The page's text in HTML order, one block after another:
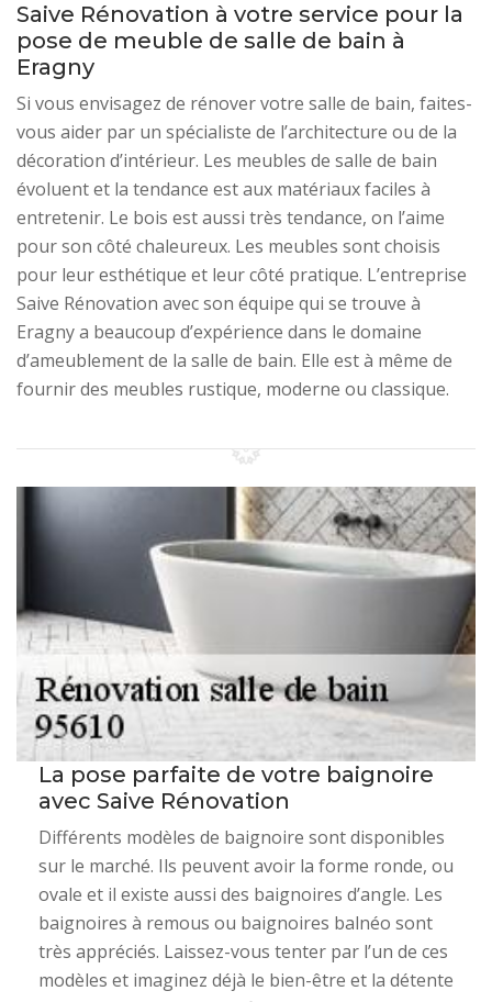
Saive Rénovation à votre service pour la
pose de meuble de salle de bain à
Eragny
Si vous envisagez de rénover votre salle de bain, faites-
vous aider par un spécialiste de l’architecture ou de la
décoration d’intérieur. Les meubles de salle de bain
évoluent et la tendance est aux matériaux faciles à
entretenir. Le bois est aussi très tendance, on l’aime
pour son côté chaleureux. Les meubles sont choisis
pour leur esthétique et leur côté pratique. L’entreprise
Saive Rénovation avec son équipe qui se trouve à
Eragny a beaucoup d’expérience dans le domaine
d’ameublement de la salle de bain. Elle est à même de
fournir des meubles rustique, moderne ou classique.
La pose parfaite de votre baignoire
avec Saive Rénovation
Différents modèles de baignoire sont disponibles
sur le marché. Ils peuvent avoir la forme ronde, ou
ovale et il existe aussi des baignoires d’angle. Les
baignoires à remous ou baignoires balnéo sont
très appréciés. Laissez-vous tenter par l’un de ces
modèles et imaginez déjà le bien-être et la détente